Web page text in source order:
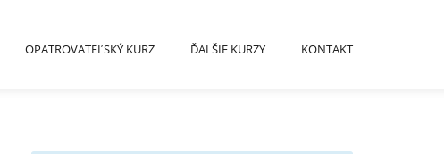
OPATROVATEĽSKÝ KURZ ĎALŠIE KURZY KONTAKT